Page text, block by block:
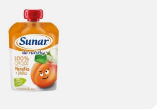
OČISTA ORGANISMU